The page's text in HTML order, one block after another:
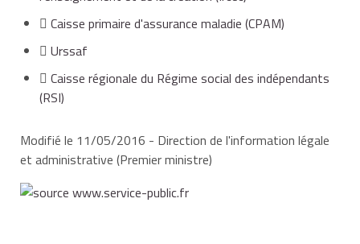
Caisse primaire d'assurance maladie (CPAM)
Urssaf
Caisse régionale du Régime social des indépendants
(RSI)
Modifié le 11/05/2016 - Direction de l'information légale
et administrative (Premier ministre)